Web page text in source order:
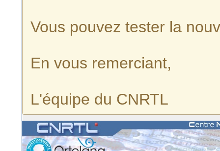
Vous pouvez tester la
En vous remerciant,
L'équipe du CNRTL